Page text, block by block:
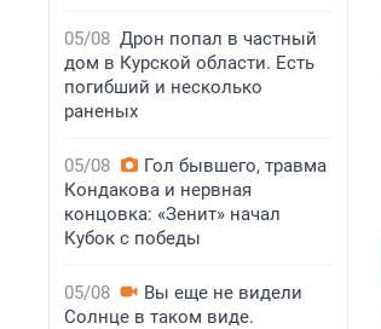
05/08 Дрон попал в частный
дом в Курской области. Есть
погибший и несколько
раненых
05/08
Гол бывшего, травма
Кондакова и нервная
концовка: «Зенит» начал
Кубок с победы
05/08
Вы еще не видели
Солнце в таком виде.